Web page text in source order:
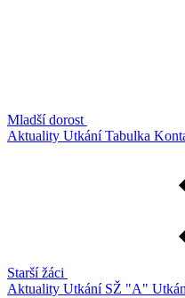
Mladší dorost
Aktuality UtkáníTabulka
Starší žáci
Aktuality Utkání SŽ "A"